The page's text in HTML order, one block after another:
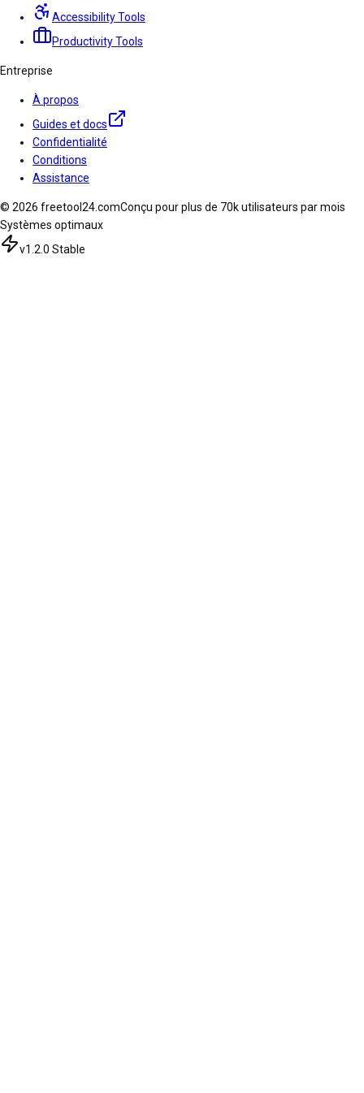
Accessibility Tools
Productivity Tools
Entreprise
À propos
Guides et docs
Confidentialité
Conditions
Assistance
© 2026 freetool24.comConçu pour plus de 70k utilisateurs par mois
Systèmes optimaux
v1.2.0 Stable